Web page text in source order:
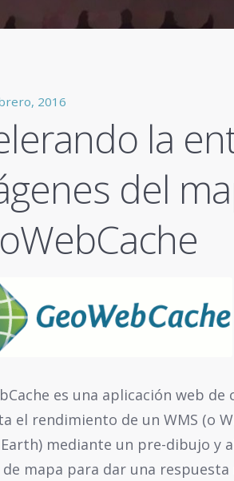
2016
la
del
es una aplicación web
el rendimiento de un WMS (o
mediante un pre-dibujo y
de mapa para dar una